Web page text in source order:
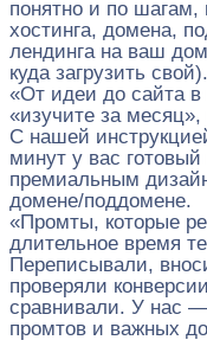
понятно и по шагам,
хостинга, домена,
лендинга на ваш
куда загрузить свой).
«От идеи до сайта
«изучите за месяц»,
С нашей
минут у вас
премиальным
домене/поддомене.
«Промты, которые
длительное время
Переписывали,
проверяли
сравнивали. У нас
промтов и важных